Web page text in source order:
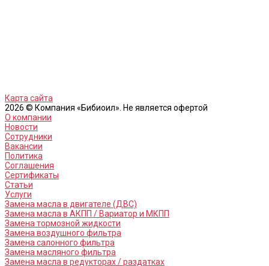
Карта сайта
2026 © Компания «Бибиоил». Не является офертой
О компании
Новости
Сотрудники
Вакансии
Политика
Соглашения
Сертификаты
Статьи
Услуги
Замена масла в двигателе (ДВС)
Замена масла в АКПП / Вариатор и МКПП
Замена тормозной жидкости
Замена воздушного фильтра
Замена салонного фильтра
Замена масляного фильтра
Замена масла в редукторах / раздатках